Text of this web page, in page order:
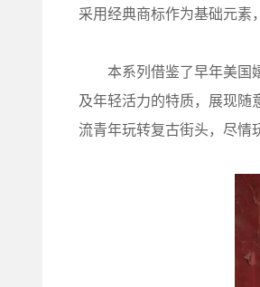
采用经典商标作为基础元素
本系列借鉴了早年美国嬉
及年轻活力的特质，展现随
流青年玩转复古街头，尽情